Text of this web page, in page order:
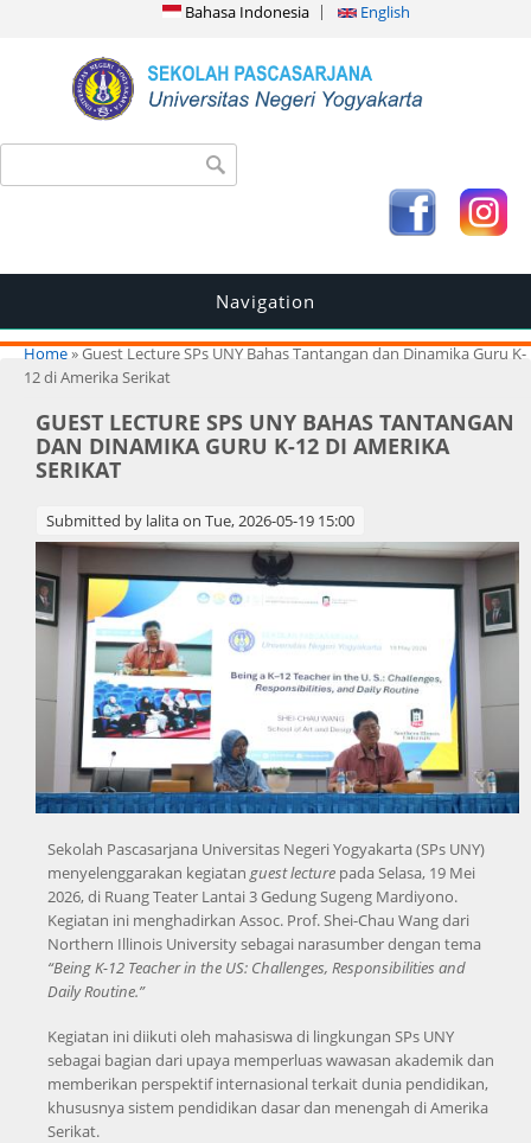
Bahasa Indonesia English
Search form
Navigation
You are here
Home» Guest Lecture SPs UNY Bahas Tantangan dan Dinamika Guru K-
12 di Amerika Serikat
GUEST LECTURE SPS UNY BAHAS TANTANGAN
DAN DINAMIKA GURU K-12 DI AMERIKA
SERIKAT
Submitted by lalitaon Tue, 2026-05-19 15:00
Sekolah Pascasarjana Universitas Negeri Yogyakarta (SPs UNY)
menyelenggarakan kegiatan guest lecture pada Selasa, 19 Mei
2026, di Ruang Teater Lantai 3 Gedung Sugeng Mardiyono.
Kegiatan ini menghadirkan Assoc. Prof. Shei-Chau Wang dari
Northern Illinois University sebagai narasumber dengan tema
“Being K-12 Teacher in the US: Challenges, Responsibilities and
Daily Routine.”
Kegiatan ini diikuti oleh mahasiswa di lingkungan SPs UNY
sebagai bagian dari upaya memperluas wawasan akademik dan
memberikan perspektif internasional terkait dunia pendidikan,
khususnya sistem pendidikan dasar dan menengah di Amerika
Serikat.